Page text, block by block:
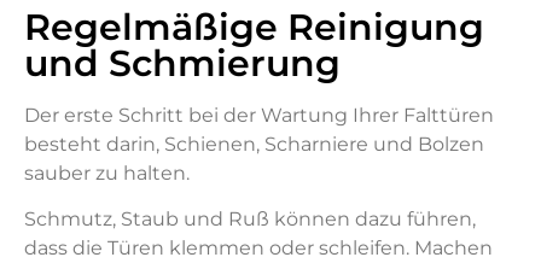
Regelmäßige Reinigung
und Schmierung
Der erste Schritt bei der Wartung Ihrer Falttüren
besteht darin, Schienen, Scharniere und Bolzen
sauber zu halten.
Schmutz, Staub und Ruß können dazu führen,
dass die Türen klemmen oder schleifen. Machen